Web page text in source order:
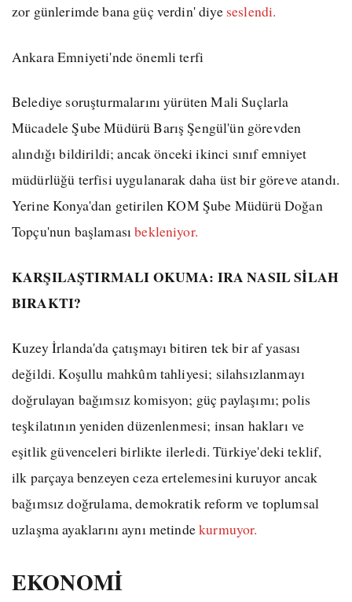
zor günlerimde bana güç verdin' diye seslendi.
Ankara Emniyeti'nde önemli terfi
Belediye soruşturmalarını yürüten Mali Suçlarla
Mücadele Şube Müdürü Barış Şengül'ün görevden
alındığı bildirildi; ancak önceki ikinci sınıf emniyet
müdürlüğü terfisi uygulanarak daha üst bir göreve atandı.
Yerine Konya'dan getirilen KOM Şube Müdürü Doğan
Topçu'nun başlamasıbekleniyor.
KARŞILAŞTIRMALI OKUMA: IRA NASIL SİLAH
BIRAKTI?
Kuzey İrlanda'da çatışmayı bitiren tek bir af yasası
değildi. Koşullu mahkûm tahliyesi; silahsızlanmayı
doğrulayan bağımsız komisyon; güç paylaşımı; polis
teşkilatının yeniden düzenlenmesi; insan hakları ve
eşitlik güvenceleri birlikte ilerledi. Türkiye'deki teklif,
ilk parçaya benzeyen ceza ertelemesini kuruyor ancak
bağımsız doğrulama, demokratik reform ve toplumsal
uzlaşma ayaklarını aynı metindekurmuyor.
EKONOMİ